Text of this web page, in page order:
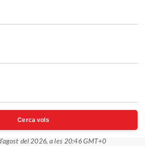
Cerca vols
del 2026, a les 20:46 GMT+0